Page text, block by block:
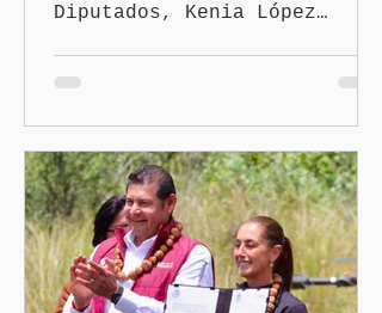
Diputados, Kenia López
normalicen las
descalificaciones, amenazas
y mecanismos de presión
contra periodistas, al
señalar que la libertad de
expresión puede debilitarse
de manera gradual hasta